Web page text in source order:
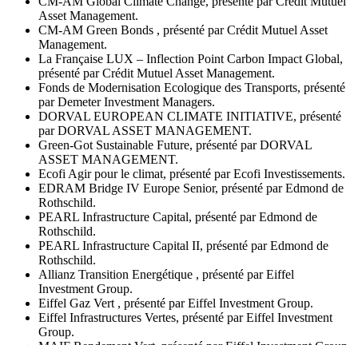
Asset Management.
CM-AM Green Bonds , présenté par Crédit Mutuel Asset
Management.
La Française LUX – Inflection Point Carbon Impact Global,
présenté par Crédit Mutuel Asset Management.
Fonds de Modernisation Ecologique des Transports, présenté
par Demeter Investment Managers.
DORVAL EUROPEAN CLIMATE INITIATIVE, présenté
par DORVAL ASSET MANAGEMENT.
Green-Got Sustainable Future, présenté par DORVAL
ASSET MANAGEMENT.
Ecofi Agir pour le climat, présenté par Ecofi Investissements.
EDRAM Bridge IV Europe Senior, présenté par Edmond de
Rothschild.
PEARL Infrastructure Capital, présenté par Edmond de
Rothschild.
PEARL Infrastructure Capital II, présenté par Edmond de
Rothschild.
Allianz Transition Energétique , présenté par Eiffel
Investment Group.
Eiffel Gaz Vert , présenté par Eiffel Investment Group.
Eiffel Infrastructures Vertes, présenté par Eiffel Investment
Group.